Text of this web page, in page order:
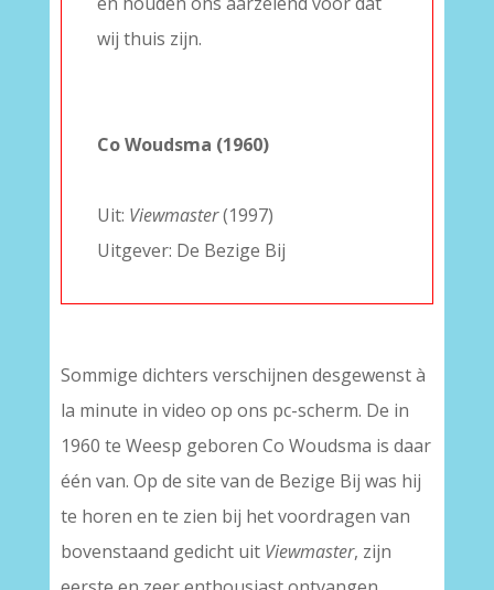
wij thuis zijn.
Co Woudsma (1960)
Uit: Viewmaster(1997)
Uitgever: De Bezige Bij
Sommige dichters verschijnen desgewenst à
la minute in video op ons pc-scherm. De in
1960 te Weesp geboren Co Woudsma is daar
één van. Op de site van de Bezige Bij was hij
te horen en te zien bij het voordragen van
bovenstaand gedicht uit Viewmaster, zijn